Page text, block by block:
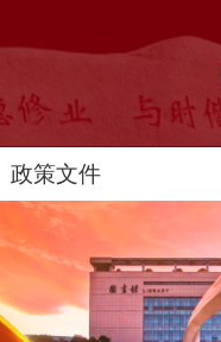
政策文件